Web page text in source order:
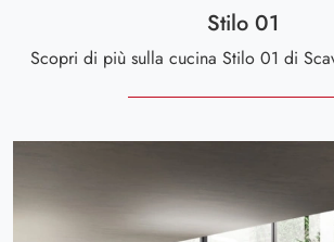
Stilo 01